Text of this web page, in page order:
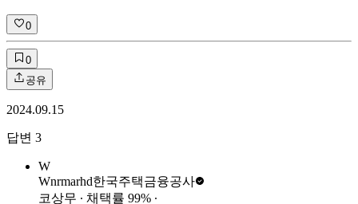
0
0
공유
2024.09.15
답변 3
W
Wnrmarhd한국주택금융공사
코상무 ∙ 채택률 99% ∙